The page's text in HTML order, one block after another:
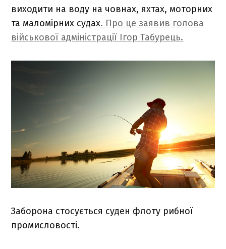
виходити на воду на човнах, яхтах, моторних
та маломірних судах. Про це заявив голова
військової адміністрації Ігор Табурець.
Заборона стосується суден флоту рибної
промисловості.